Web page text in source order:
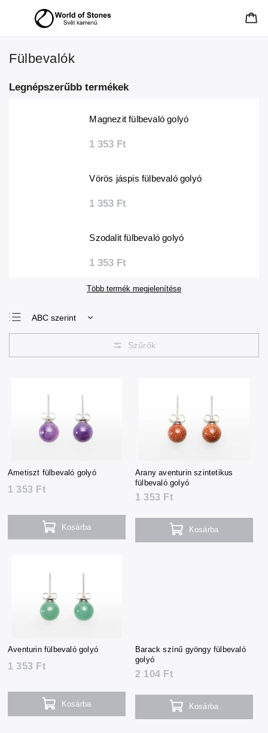
Fülbevalók
Legnépszerűbb termékek
Magnezit fülbevaló golyó
1 353 Ft
Vörös jáspis fülbevaló golyó
1 353 Ft
Szodalit fülbevaló golyó
1 353 Ft
Több termék megjelenítése
ABC szerint
Legolcsóbb elöl
Legdrágább
Ametiszt fülbevaló golyó
1 353 Ft
Kosárba
Arany aventurin szintetikus
fülbevaló golyó
1 353 Ft
Kosárba
Aventurin fülbevaló golyó
1 353 Ft
Kosárba
Barack színű gyöngy fülbevaló
golyó
2 104 Ft
Kosárba